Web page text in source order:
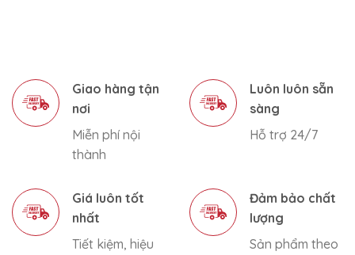
Giao hàng tận
nơi
Miễn phí nội
thành
Luôn luôn sẵn
sàng
Hỗ trợ 24/7
Giá luôn tốt
nhất
Tiết kiệm, hiệu
Đảm bảo chất
lượng
Sản phẩm theo